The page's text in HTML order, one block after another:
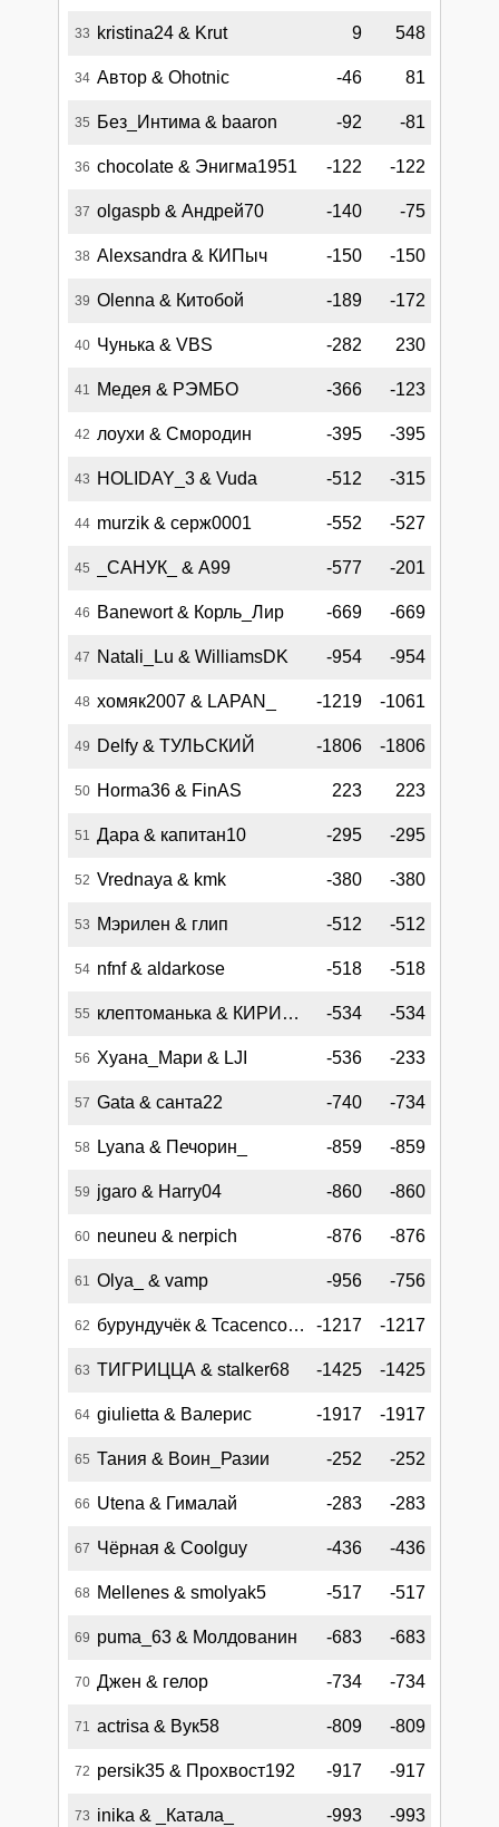
33 kristina24 & Krut 9 548
34 Автор & Ohotnic -46 81
35 Без_Интима & baaron -92 -81
36 chocolate & Энигма1951 -122 -122
37 olgaspb & Андрей70 -140 -75
38 Alexsandra & КИПыч -150 -150
39 Olenna & Китобой -189 -172
40 Чунька & VBS -282 230
41 Медея & РЭМБО -366 -123
42 лоухи & Смородин -395 -395
43 HOLIDAY_3 & Vuda -512 -315
44 murzik & серж0001 -552 -527
45 _САНУК_ & А99 -577 -201
46 Banewort & Корль_Лир -669 -669
47 Natali_Lu & WilliamsDK -954 -954
48 хомяк2007 & LAPAN_ -1219 -1061
49 Delfy & ТУЛЬСКИЙ -1806 -1806
50 Horma36 & FinAS 223 223
51 Дара & капитан10 -295 -295
52 Vrednaya & kmk -380 -380
53 Мэрилен & глип -512 -512
54 nfnf & aldarkose -518 -518
55 клептоманька & КИРИЛЛ_ -534 -534
56 Хуана_Мари & LJI -536 -233
57 Gata & санта22 -740 -734
58 Lyana & Печорин_ -859 -859
59 jgaro & Harry04 -860 -860
60 neuneu & nerpich -876 -876
61 Olya_ & vamp -956 -756
62 бурундучёк & TcacencoJURI -1217 -1217
63 ТИГРИЦЦА & stalker68 -1425 -1425
64 giulietta & Валерис -1917 -1917
65 Тания & Воин_Разии -252 -252
66 Utena & Гималай -283 -283
67 Чёрная & Coolguy -436 -436
68 Mellenes & smolyak5 -517 -517
69 puma_63 & Молдованин -683 -683
70 Джен & гелор -734 -734
71 actrisa & Вук58 -809 -809
72 persik35 & Прохвост192 -917 -917
73 inika & _Катала_ -993 -993